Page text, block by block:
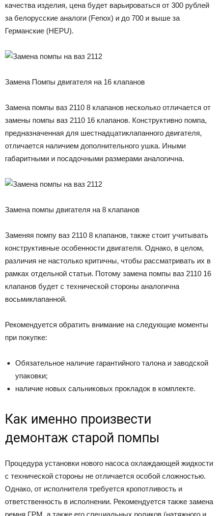
качества изделия, цена будет варьироваться от 300 рублей
за белорусские аналоги (Fenox) и до 700 и выше за
Германские (HEPU).
Замена Помпы двигателя на 16 клапанов
Замена помпы ваз 2110 8 клапанов несколько отличается от
замены помпы ваз 2110 16 клапанов. Конструктивно помпа,
предназначенная для шестнадцатиклапанного двигателя,
отличается наличием дополнительного ушка. Иными
габаритными и посадочными размерами аналогична.
Замена помпы двигателя на 8 клапанов
Заменяя помпу ваз 2110 8 клапанов, также стоит учитывать
конструктивные особенности двигателя. Однако, в целом,
различия не настолько критичны, чтобы рассматривать их в
рамках отдельной статьи. Потому замена помпы ваз 2110 16
клапанов будет с технической стороны аналогична
восьмиклапанной.
Рекомендуется обратить внимание на следующие моменты
при покупке:
Обязательное наличие гарантийного талона и заводской
упаковки;
наличие новых сальниковых прокладок в комплекте.
Как именно произвести
демонтаж старой помпы
Процедура установки нового насоса охлаждающей жидкости
с технической стороны не отличается особой сложностью.
Однако, от исполнителя требуется кропотливость и
ответственность в исполнении. Рекомендуется также замена
ремня ГРМ, а также его специальных роликов (натяжного и